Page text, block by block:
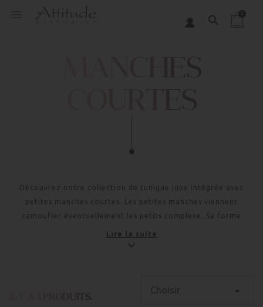
search
Découvrez notre collection de tunique jupe intégrée avec
petites manches courtes. Les petites manches viennent
camoufler éventuellement les petits complexe. Sa forme
couvrante assure un bon maintien. Les petites manches
apportent aussi une touche d'originalité et un style plus
adaptées aux différentes morphologies et à toutes les
Lire la suite
IL Y A 4 PRODUITS.